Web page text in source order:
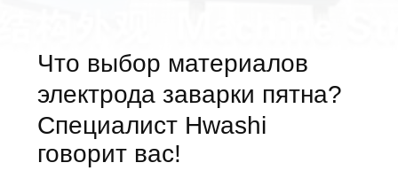
БЛОГ
СПРОСИТЕ
ЦИТАТУ
Что выбор материалов
электрода заварки пятна?
Специалист Hwashi
говорит вас!